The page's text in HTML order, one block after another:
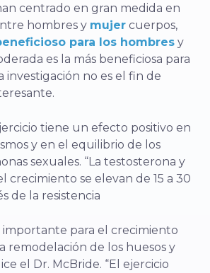
centrado en gran medida en
hombres y mujer cuerpos,
para los hombres y
es la más beneficiosa para
investigación no es el fin de
tiene un efecto positivo en
y en el equilibrio de los
sexuales. “La testosterona y
crecimiento se elevan de 15 a 30
de la resistencia
importante para el crecimiento
remodelación de los huesos y
el Dr. McBride. “El ejercicio